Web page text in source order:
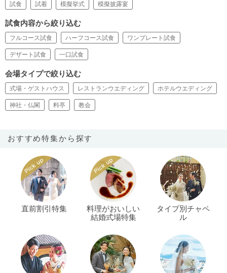
試食 試着 模擬挙式 模擬披露宴
試食内容から絞り込む
フルコース試食 ハーフコース試食 ワンプレート試食
デザート試食 一口試食
会場タイプで絞り込む
式場・ゲストハウス レストランウエディング ホテルウエディング
神社・仏閣 料亭 教会
おすすめ特集から探す
直前割引特集
料理がおいしい
結婚式場特集
タイプ別チャペ
ル